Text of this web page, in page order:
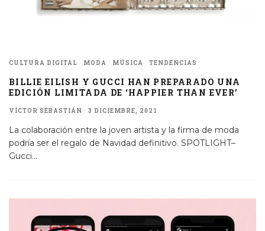
CULTURA DIGITAL MODA MÚSICA TENDENCIAS
BILLIE EILISH Y GUCCI HAN PREPARADO UNA
EDICIÓN LIMITADA DE ‘HAPPIER THAN EVER’
VÍCTOR SEBASTIÁN · 3 DICIEMBRE, 2021
La colaboración entre la joven artista y la firma de moda
podría ser el regalo de Navidad definitivo. SPOTLIGHT–
Gucci...